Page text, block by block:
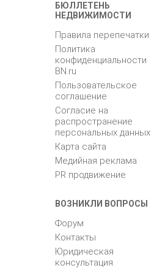
БЮЛЛЕТЕНЬ
НЕДВИЖИМОСТИ
Правила перепечатки
Политика
конфиденциальности
BN.ru
Пользовательское
соглашение
Согласие на
распространение
персональных данных
Карта сайта
Медийная реклама
PR продвижение
ВОЗНИКЛИ ВОПРОСЫ
Форум
Контакты
Юридическая
консультация